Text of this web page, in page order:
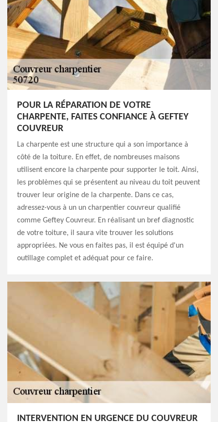
POUR LA RÉPARATION DE VOTRE
CHARPENTE, FAITES CONFIANCE À GEFTEY
COUVREUR
La charpente est une structure qui a son importance à
côté de la toiture. En effet, de nombreuses maisons
utilisent encore la charpente pour supporter le toit. Ainsi,
les problèmes qui se présentent au niveau du toit peuvent
trouver leur origine de la charpente. Dans ce cas,
adressez-vous à un un charpentier couvreur qualifié
comme Geftey Couvreur. En réalisant un bref diagnostic
de votre toiture, il saura vite trouver les solutions
appropriées. Ne vous en faites pas, il est équipé d'un
outillage complet et adéquat pour ce faire.
INTERVENTION EN URGENCE DU COUVREUR